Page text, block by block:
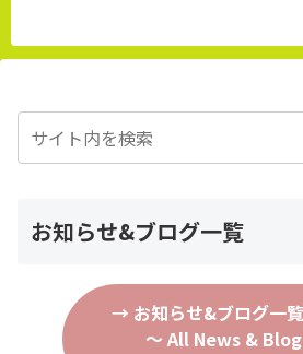
お知らせ&ブログ一覧
→ お知らせ&ブログ一
～ All News &